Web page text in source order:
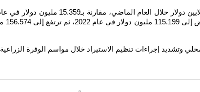
وتشديد إجراءات تنظيم الاستيراد خلال مواسم الوفرة الزراعية